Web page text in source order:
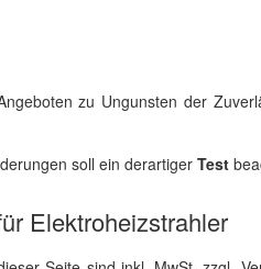
zu Ungunsten der
soll ein derartigerTest
Elektroheizstrahler